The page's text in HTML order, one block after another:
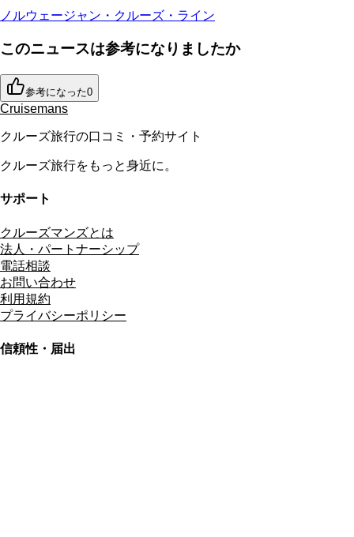
ノルウェージャン・クルーズ・ライン
このニュースは参考になりましたか
参考になった0
Cruisemans
クルーズ旅行の口コミ・予約サイト
クルーズ旅行をもっと身近に。
サポート
クルーズマンズとは
法人・パートナーシップ
電話相談
お問い合わせ
利用規約
プライバシーポリシー
信頼性・届出